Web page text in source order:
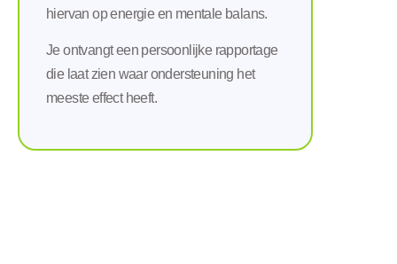
hiervan op energie en mentale balans.
Je ontvangt een persoonlijke rapportage
die laat zien waar ondersteuning het
meeste effect heeft.